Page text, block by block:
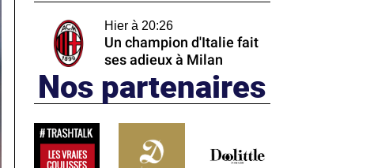
Hier à 20:26
Un champion d'Italie fait
ses adieux à Milan
Nos partenaires